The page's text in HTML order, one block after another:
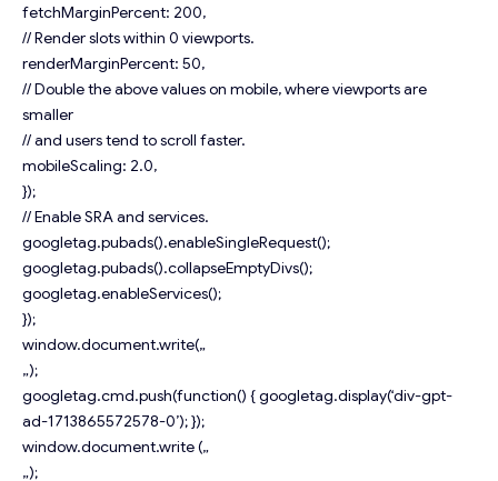
fetchMarginPercent: 200,
// Render slots within 0 viewports.
renderMarginPercent: 50,
// Double the above values on mobile, where viewports are
smaller
// and users tend to scroll faster.
mobileScaling: 2.0,
});
// Enable SRA and services.
googletag.pubads().enableSingleRequest();
googletag.pubads().collapseEmptyDivs();
googletag.enableServices();
});
window.document.write(„
„);
googletag.cmd.push(function() { googletag.display(‘div-gpt-
ad-1713865572578-0’); });
window.document.write („
„);